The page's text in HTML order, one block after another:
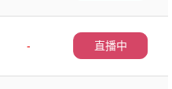
-
直播中